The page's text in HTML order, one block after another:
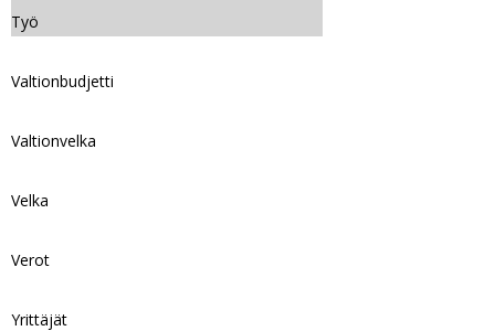
Työ
Valtionbudjetti
Valtionvelka
Velka
Verot
Yrittäjät